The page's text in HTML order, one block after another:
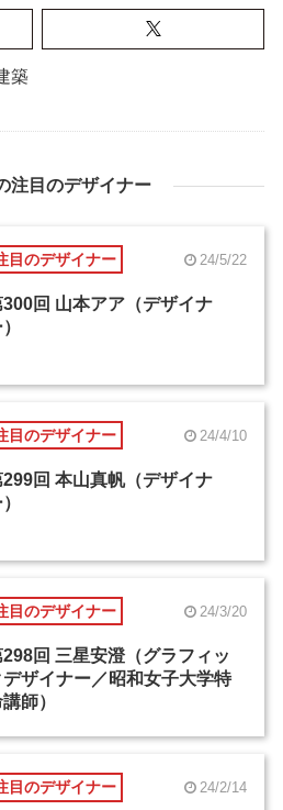
築
注目のデザイナー
目のデザイナー 24/5/22
300回 山本アア（デザイナ
目のデザイナー 24/4/10
299回 本山真帆（デザイナ
目のデザイナー 24/3/20
298回 三星安澄（グラフィッ
デザイナー／昭和女子大学特
師）
目のデザイナー 24/2/14